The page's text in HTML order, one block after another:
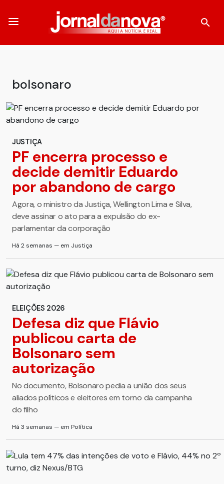
bolsonaro
JUSTIÇA
PF encerra processo e
decide demitir Eduardo
por abandono de cargo
Agora, o ministro da Justiça, Wellington Lima e Silva,
deve assinar o ato para a expulsão do ex-
parlamentar da corporação
Há 2 semanas — em Justiça
ELEIÇÕES 2026
Defesa diz que Flávio
publicou carta de
Bolsonaro sem
autorização
No documento, Bolsonaro pedia a união dos seus
aliados políticos e eleitores em torno da campanha
do filho
Há 3 semanas — em Política